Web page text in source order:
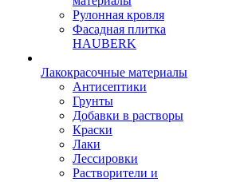
Рулонная кровля
Фасадная плитка
HAUBERK
Лакокрасочные материалы
Антисептики
Грунты
Добавки в растворы
Краски
Лаки
Лессировки
Растворители и